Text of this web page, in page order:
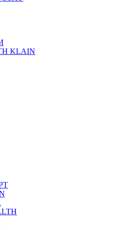
KLAIN